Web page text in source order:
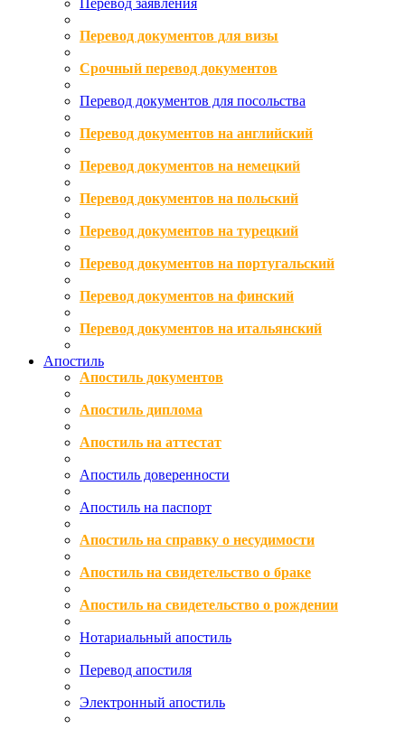
Перевод заявления
Перевод документов для визы
Срочный перевод документов
Перевод документов для посольства
Перевод документов на английский
Перевод документов на немецкий
Перевод документов на польский
Перевод документов на турецкий
Перевод документов на португальский
Перевод документов на финский
Перевод документов на итальянский
Апостиль
Апостиль документов
Апостиль диплома
Апостиль на аттестат
Апостиль доверенности
Апостиль на паспорт
Апостиль на справку о несудимости
Апостиль на свидетельство о браке
Апостиль на свидетельство о рождении
Нотариальный апостиль
Перевод апостиля
Электронный апостиль